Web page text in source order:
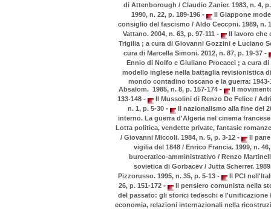
di Attenborough / Claudio Zanier. 1983, n. 4,
1990, n. 22, p. 189-196 -
Il Giappone
consiglio del fascismo / Aldo Cecconi. 1989, n.
Vattano. 2004, n. 63, p. 97-111 -
Il lavoro che
Trigilia ; a cura di Giovanni Gozzini e Luciano
cura di Marcella Simoni. 2012, n. 87, p. 19-37 -
Ennio di Nolfo e Giuliano Procacci ; a cura
modello inglese nella battaglia revisionistica
mondo contadino toscano e la guerra:
Absalom. 1985, n. 8, p. 157-174 -
Il
133-148 -
Il Mussolini di Renzo De Felice /
n. 1, p. 5-30 -
Il nazionalismo alla fine del
interno. La guerra d'Algeria nel cinema
Lotta politica, vendette private, fantasie
/ Giovanni Miccoli. 1984, n. 5, p. 3-12 -
Il
vigilia del 1848 / Enrico Francia. 1999, n.
burocratico-amministrativo / Renzo
sovietica di Gorbacëv / Jutta Scherrer.
Pizzorusso. 1995, n. 35, p. 5-13 -
Il PCI
26, p. 151-172 -
Il pensiero comunista nella
del passato: gli storici tedeschi e l'unificazione
economia, relazioni internazionali nella